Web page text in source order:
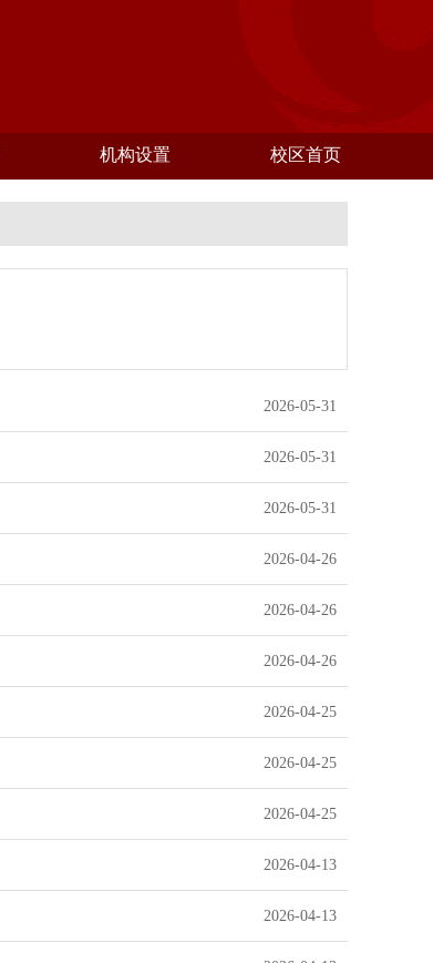
机构设置 校区首页
2026-05-31
2026-05-31
2026-05-31
2026-04-26
2026-04-26
2026-04-26
2026-04-25
2026-04-25
2026-04-25
2026-04-13
2026-04-13